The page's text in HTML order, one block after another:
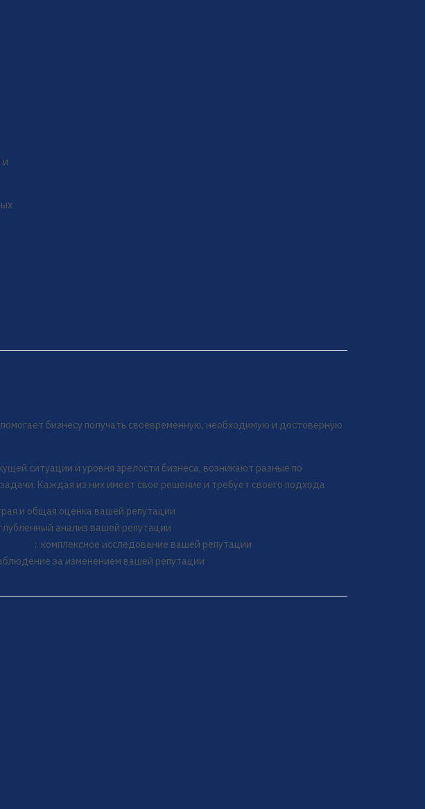
и
бизнесу получать своевременную, необходимую и достоверную
ситуации и уровня зрелости бизнеса, возникают разные по
Каждая из них имеет свое решение и требует своего подхода
и общая оценка вашей репутации
анализ вашей репутации
: комплексное исследование вашей репутации
за изменением вашей репутации